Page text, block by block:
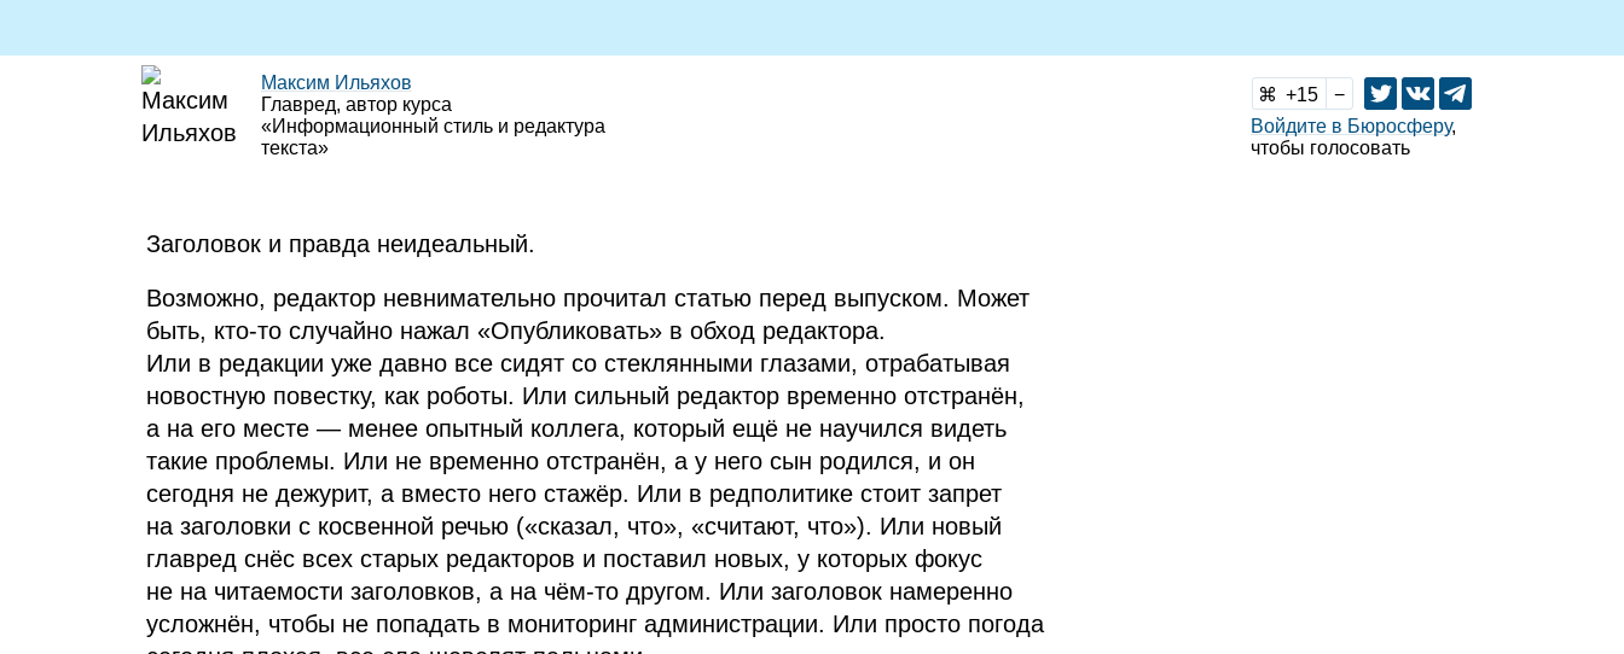
Максим Ильяхов
Главред, автор курса
«Информационный стиль и редактура
текста»
15
Войдите в Бюросферу,
чтобы голосовать
Заголовок и правда неидеальный.
Возможно, редактор невнимательно прочитал статью перед выпуском. Может
быть, кто‑то случайно нажал «Опубликовать» в обход редактора.
Или в редакции уже давно все сидят со стеклянными глазами, отрабатывая
новостную повестку, как роботы. Или сильный редактор временно отстранён,
а на его месте — менее опытный коллега, который ещё не научился видеть
такие проблемы. Или не временно отстранён, а у него сын родился, и он
сегодня не дежурит, а вместо него стажёр. Или в редполитике стоит запрет
на заголовки с косвенной речью («сказал, что», «считают, что»). Или новый
главред снёс всех старых редакторов и поставил новых, у которых фокус
не на читаемости заголовков, а на чём‑то другом. Или заголовок намеренно
усложнён, чтобы не попадать в мониторинг администрации. Или просто погода